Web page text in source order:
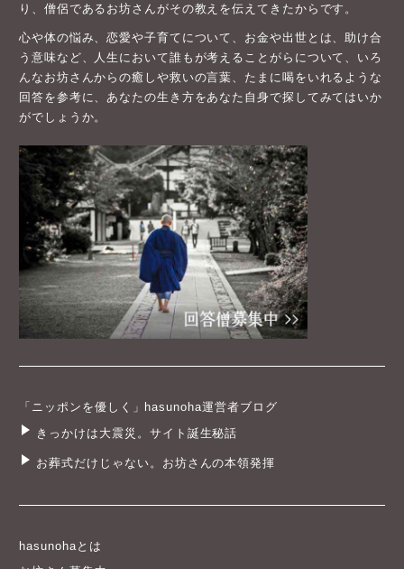
り、僧侶であるお坊さんがその教えを伝えてきたからです。
心や体の悩み、恋愛や子育てについて、お金や出世とは、助け合
う意味など、人生において誰もが考えることがらについて、いろ
んなお坊さんからの癒しや救いの言葉、たまに喝をいれるような
回答を参考に、あなたの生き方をあなた自身で探してみてはいか
がでしょうか。
「ニッポンを優しく」hasunoha運営者ブログ
きっかけは大震災。サイト誕生秘話
お葬式だけじゃない。お坊さんの本領発揮
hasunohaとは